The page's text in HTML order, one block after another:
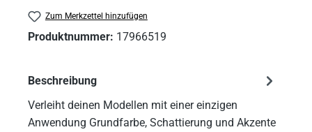
Zum Merkzettel hinzufügen
Produktnummer: 17966519
Beschreibung
Verleiht deinen Modellen mit einer einzigen
Anwendung Grundfarbe, Schattierung und Akzente